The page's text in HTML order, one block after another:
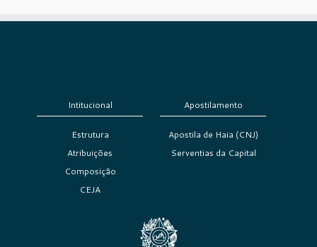
Intitucional
Estrutura
Atribuições
Composição
CEJA
Apostilamento
Apostila de Haia (CNJ)
Serventias da Capital